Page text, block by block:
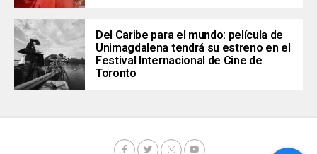
Del Caribe para el mundo: película de
Unimagdalena tendrá su estreno en el
Festival Internacional de Cine de
Toronto